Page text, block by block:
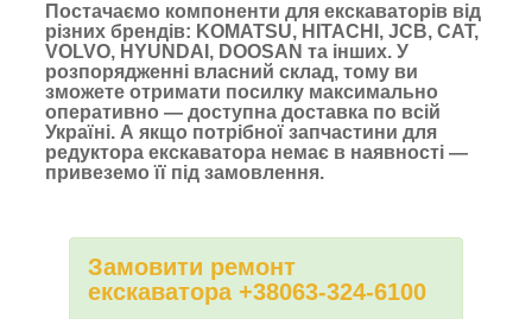
Постачаємо компоненти для екскаваторів від
різних брендів: KOMATSU, HITACHI, JCB, CAT,
VOLVO, HYUNDAI, DOOSAN та інших. У
розпорядженні власний склад, тому ви
зможете отримати посилку максимально
оперативно — доступна доставка по всій
Україні. А якщо потрібної запчастини для
редуктора екскаватора немає в наявності —
привеземо її під замовлення.
Замовити ремонт
екскаватора +38063-324-6100